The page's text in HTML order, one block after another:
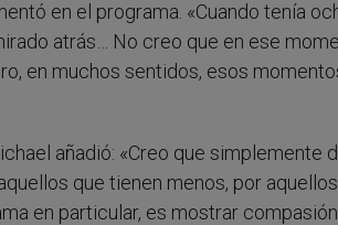
en el programa. «Cuando tenía
atrás… No creo que en ese
en muchos sentidos, esos
añadió: «Creo que
que tienen menos, por
en particular, es mostrar